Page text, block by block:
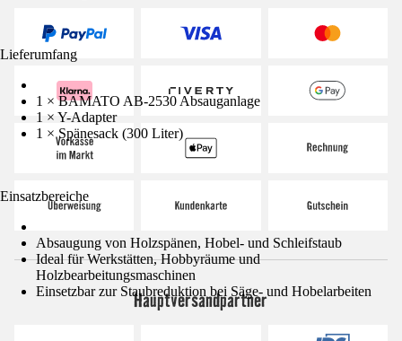
Lieferumfang
1 × BAMATO AB-2530 Absauganlage
1 × Y-Adapter
1 × Spänesack (300 Liter)
Einsatzbereiche
Absaugung von Holzspänen, Hobel- und Schleifstaub
Ideal für Werkstätten, Hobbyräume und
Holzbearbeitungsmaschinen
Einsetzbar zur Staubreduktion bei Säge- und Hobelarbeiten
Hauptversandpartner